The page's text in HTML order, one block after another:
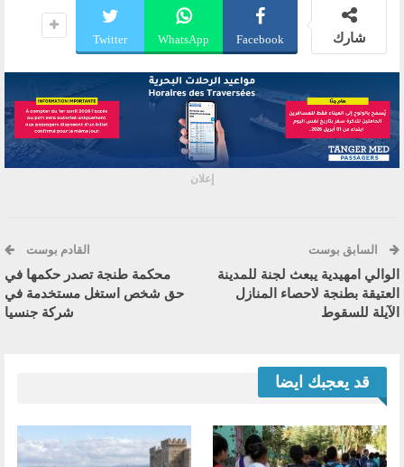
شارك Facebook
WhatsApp
Twitter
إعلان
السابق بوست
الوالي امهيدية يبعث لجنة للمدينة
العتيقة بطنجة لاحصاء المنازل
الآيلة للسقوط
القادم بوست
محكمة طنجة تصدر حكمها في
حق شخص استغل مستخدمة في
شركة جنسيا
قد يعجبك ايضا